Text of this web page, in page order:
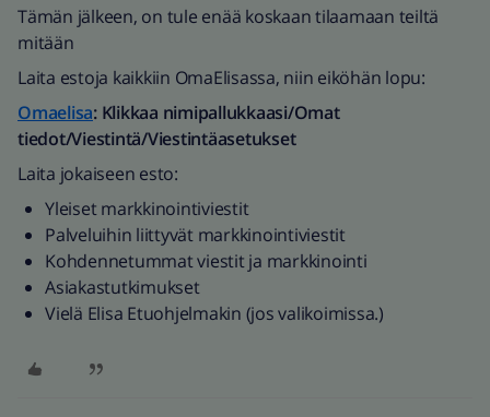
Tämän jälkeen, on tule enää koskaan tilaamaan teiltä
mitään
Laita estoja kaikkiin OmaElisassa, niin eiköhän lopu:
Omaelisa: Klikkaa nimipallukkaasi/Omat
tiedot/Viestintä/Viestintäasetukset
Laita jokaiseen esto:
Yleiset markkinointiviestit
Palveluihin liittyvät markkinointiviestit
Kohdennetummat viestit ja markkinointi
Asiakastutkimukset
Vielä Elisa Etuohjelmakin (jos valikoimissa.)